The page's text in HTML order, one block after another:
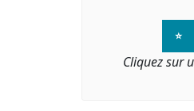
⭐
Cliquez sur